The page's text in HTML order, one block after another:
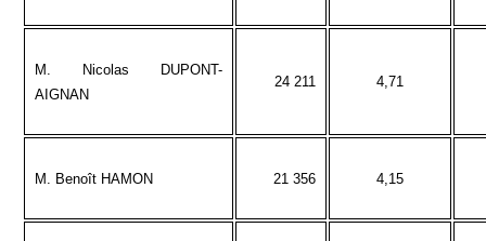
M. Nicolas DUPONT-
AIGNAN
24 211 4,71
M. Benoît HAMON 21 356 4,15